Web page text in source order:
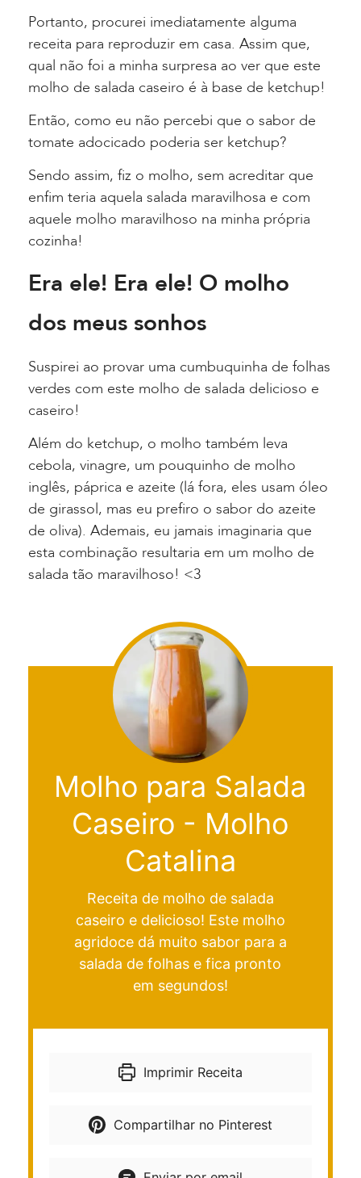
Portanto, procurei imediatamente alguma
receita para reproduzir em casa. Assim que,
qual não foi a minha surpresa ao ver que este
molho de salada caseiro é à base de ketchup!
Então, como eu não percebi que o sabor de
tomate adocicado poderia ser ketchup?
Sendo assim, fiz o molho, sem acreditar que
enfim teria aquela salada maravilhosa e com
aquele molho maravilhoso na minha própria
cozinha!
Era ele! Era ele! O molho
dos meus sonhos
Suspirei ao provar uma cumbuquinha de folhas
verdes com este molho de salada delicioso e
caseiro!
Além do ketchup, o molho também leva
cebola, vinagre, um pouquinho de molho
inglês, páprica e azeite (lá fora, eles usam óleo
de girassol, mas eu prefiro o sabor do azeite
de oliva). Ademais, eu jamais imaginaria que
esta combinação resultaria em um molho de
salada tão maravilhoso! <3
Molho para Salada
Caseiro - Molho
Catalina
Receita de molho de salada
caseiro e delicioso! Este molho
agridoce dá muito sabor para a
salada de folhas e fica pronto
em segundos!
Imprimir Receita
Compartilhar no Pinterest